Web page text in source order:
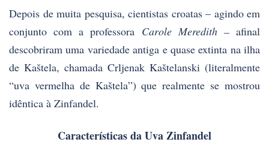
Depois de muita pesquisa, cientistas croatas – agindo em
conjunto com a professora Carole Meredith –afinal
descobriram uma variedade antiga e quase extinta na ilha
de Kaštela, chamada Crljenak Kaštelanski (literalmente
“uva vermelha de Kaštela”) que realmente se mostrou
idêntica à Zinfandel.
Características da Uva Zinfandel